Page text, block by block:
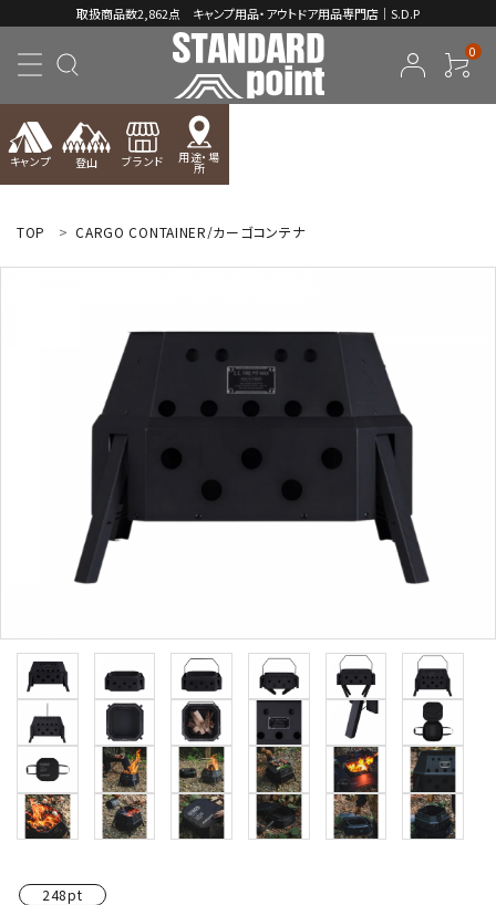
取扱商品数2,862点 キャンプ用品・アウトドア用品専門店｜S.D.P
0
キャンプ 登山 ブランド 用途・場
所
ようこそ ゲスト 様
INFORMATION
TOP CARGO CONTAINER/カーゴコンテナ
248pt